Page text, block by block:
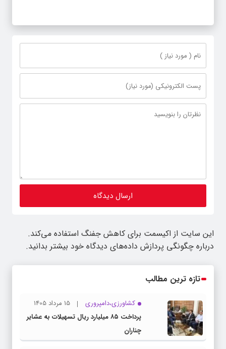
این سایت از اکیسمت برای کاهش جفنگ استفاده می‌کند.
درباره چگونگی پردازش داده‌های دیدگاه خود بیشتر بدانید.
تازه ترین مطالب
کشاورزی،دامپروری
15 مرداد 1405
پرداخت ۸۵ میلیارد ریال تسهیلات به عشایر
چناران